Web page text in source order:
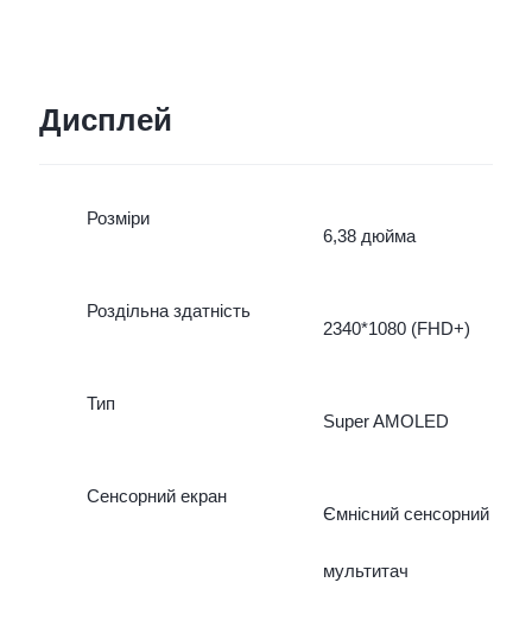
Дисплей
Розміри
6,38 дюйма
Роздільна здатність
2340*1080 (FHD+)
Тип
Super AMOLED
Сенсорний екран
Ємнісний сенсорний
мультитач